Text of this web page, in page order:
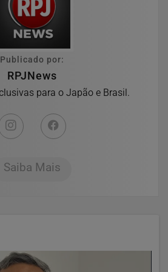
Publicado por:
RPJNews
para o Japão e Brasil.
Saiba Mais